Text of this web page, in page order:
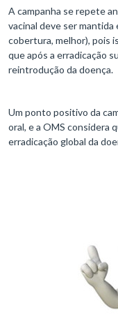
A campanha se repete
vacinal deve ser
cobertura, melhor), pois
que após a erradicação
reintrodução da doença.
Um ponto positivo da
oral, e a OMS considera
erradicação global da